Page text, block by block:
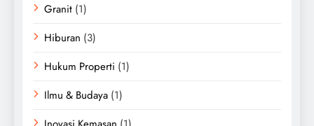
Granit (1)
Hiburan (3)
Hukum Properti (1)
Ilmu & Budaya (1)